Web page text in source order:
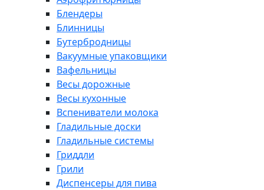
Блендеры
Блинницы
Бутербродницы
Вакуумные упаковщики
Вафельницы
Весы дорожные
Весы кухонные
Вспениватели молока
Гладильные доски
Гладильные системы
Гриддли
Грили
Диспенсеры для пива